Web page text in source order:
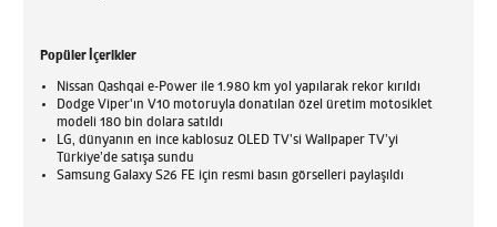
Popüler İçerikler
Nissan Qashqai e-Power ile 1.980 km yol yapılarak rekor kırıldı
Dodge Viper'ın V10 motoruyla donatılan özel üretim motosiklet
modeli 180 bin dolara satıldı
LG, dünyanın en ince kablosuz OLED TV’si Wallpaper TV’yi
Türkiye’de satışa sundu
Samsung Galaxy S26 FE için resmi basın görselleri paylaşıldı